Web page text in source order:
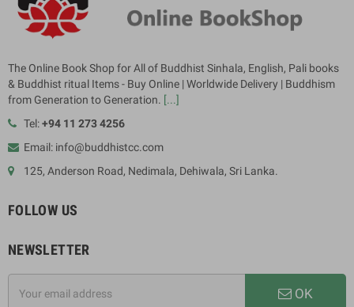
The Online Book Shop for All of Buddhist Sinhala, English, Pali books
& Buddhist ritual Items - Buy Online | Worldwide Delivery | Buddhism
from Generation to Generation. [...]
Tel:+94 11 273 4256
Email: info@buddhistcc.com
125, Anderson Road, Nedimala, Dehiwala, Sri Lanka.
FOLLOW US
NEWSLETTER
OK